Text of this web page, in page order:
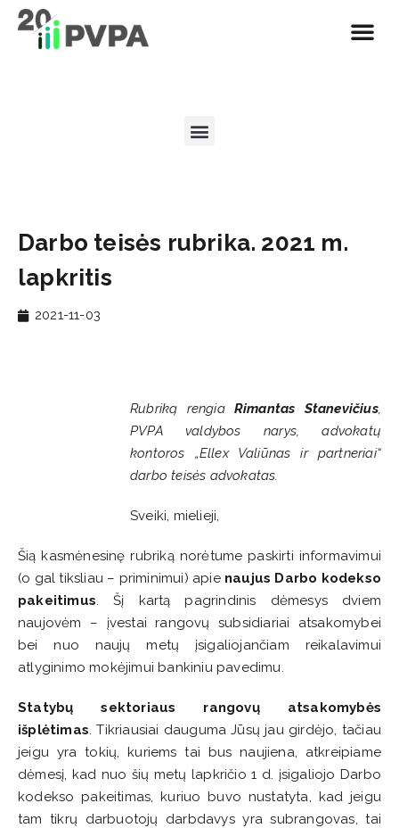
Darbo teisės rubrika. 2021 m.
lapkritis
2021-11-03
Rubriką rengia Rimantas Stanevičius,
PVPA valdybos narys, advokatų
kontoros „Ellex Valiūnas ir partneriai“
darbo teisės advokatas.
Sveiki, mielieji,
Šią kasmėnesinę rubriką norėtume paskirti informavimui
(o gal tiksliau – priminimui) apie naujus Darbo kodekso
pakeitimus. Šį kartą pagrindinis dėmesys dviem
naujovėm – įvestai rangovų subsidiariai atsakomybei
bei nuo naujų metų įsigaliojančiam reikalavimui
atlyginimo mokėjimui bankiniu pavedimu.
Statybų sektoriaus rangovų atsakomybės
išplėtimas. Tikriausiai dauguma Jūsų jau girdėjo, tačiau
jeigu yra tokių, kuriems tai bus naujiena, atkreipiame
dėmesį, kad nuo šių metų lapkričio 1 d. įsigaliojo Darbo
kodekso pakeitimas, kuriuo buvo nustatyta, kad jeigu
tam tikrų darbuotojų darbdavys yra subrangovas, tai